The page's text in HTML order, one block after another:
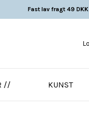
Fast lav fragt 49 DKK
//
KUNST